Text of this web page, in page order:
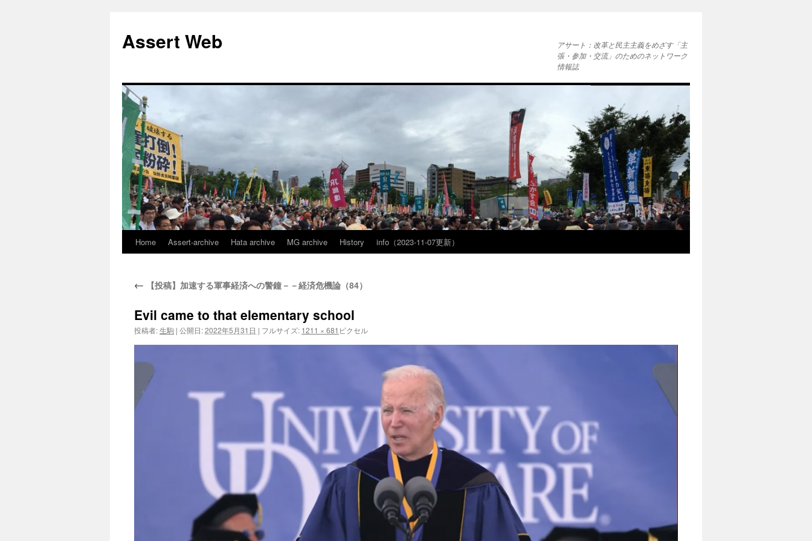
テ
ン
ス
キ
ッ
プ
Assert Web
アサート：改革と民主主義をめざす「主
張・参加・交流」のためのネットワーク
情報誌
Home Assert-archive Hata archive MG archive History info（2023-11-07更新）
← 【投稿】加速する軍事経済への警鐘－－経済危機論（84）
Evil came to that elementary school
投稿者:生駒 | 公開日:2022年5月31日 | フルサイズ: 1211 × 681 ピクセル